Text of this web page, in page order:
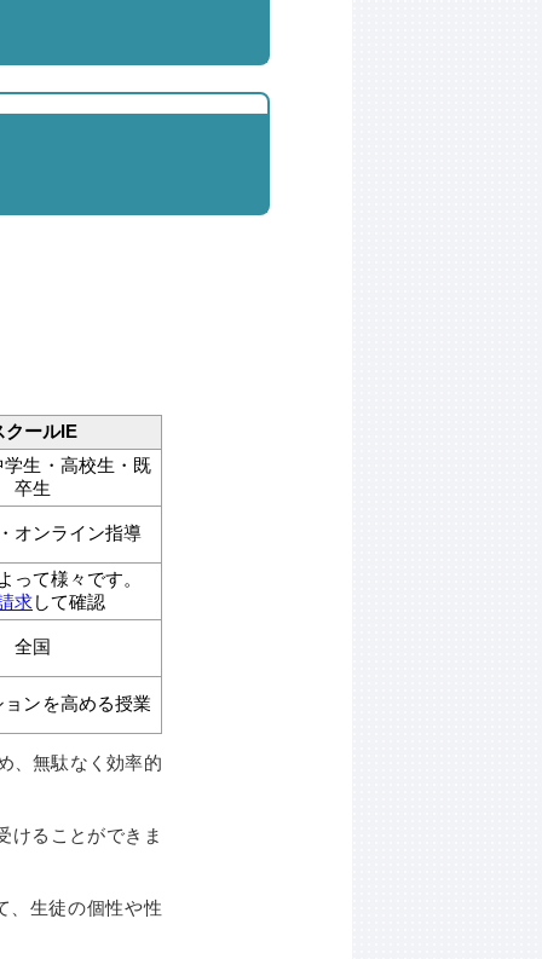
クールIE
学生・高校生・既
卒生
オンライン指導
って様々です。
求して確認
全国
ンを高める授業
、無駄なく効率的
けることができま
、生徒の個性や性